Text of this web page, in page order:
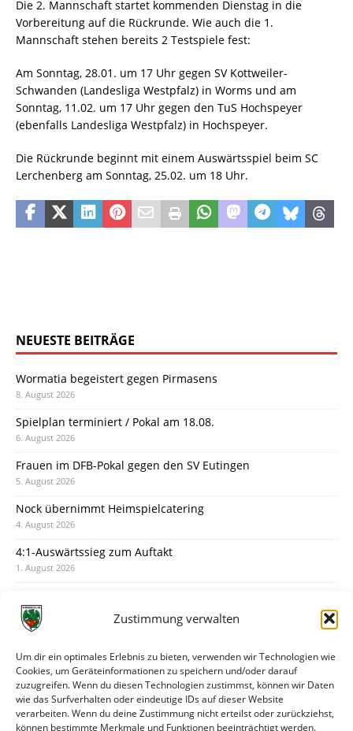
Zustimmung verwalten
Um dir ein optimales Erlebnis zu bieten, verwenden wir Technologien wie
Cookies, um Geräteinformationen zu speichern und/oder darauf
zuzugreifen. Wenn du diesen Technologien zustimmst, können wir Daten
wie das Surfverhalten oder eindeutige IDs auf dieser Website
verarbeiten. Wenn du deine Zustimmung nicht erteilst oder zurückziehst,
können bestimmte Merkmale und Funktionen beeinträchtigt werden.
Die 2. Mannschaft startet kommenden Dienstag in die
Vorbereitung auf die Rückrunde. Wie auch die 1.
Mannschaft stehen bereits 2 Testspiele fest:
Am Sonntag, 28.01. um 17 Uhr gegen SV Kottweiler-
Schwanden (Landesliga Westpfalz) in Worms und am
Sonntag, 11.02. um 17 Uhr gegen den TuS Hochspeyer
(ebenfalls Landesliga Westpfalz) in Hochspeyer.
Die Rückrunde beginnt mit einem Auswärtsspiel beim SC
Lerchenberg am Sonntag, 25.02. um 18 Uhr.
NEUESTE BEITRÄGE
Wormatia begeistert gegen Pirmasens
8. August 2026
Spielplan terminiert / Pokal am 18.08.
6. August 2026
Frauen im DFB-Pokal gegen den SV Eutingen
5. August 2026
Nock übernimmt Heimspielcatering
4. August 2026
4:1-Auswärtssieg zum Auftakt
1. August 2026
31. Juli 2026
30. Juli 2026
Deine Spielminute: 89+1
28. Juli 2026
Neuer Rückensponsor